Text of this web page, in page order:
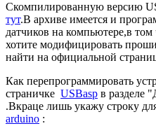
Скомпилированную версию
тут.В архиве имеется и
датчиков на компьютере,в
хотите модифицировать
найти на официальной
Как перепрограммировать
страничке USBasp в разделе
.Вкраце лишь укажу строку
arduino :